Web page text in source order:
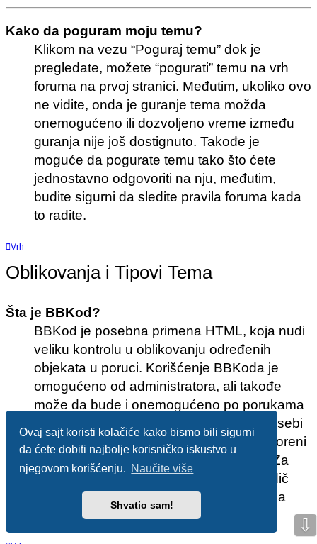
Ovaj sajt koristi kolačiće kako bismo bili sigurni
da ćete dobiti najbolje korisničko iskustvo u
njegovom korišćenju. Naučite više
Shvatio sam!
Kako da poguram moju temu?
Klikom na vezu “Poguraj temu” dok je
pregledate, možete “pogurati” temu na vrh
foruma na prvoj stranici. Međutim, ukoliko ovo
ne vidite, onda je guranje tema možda
onemogućeno ili dozvoljeno vreme između
guranja nije još dostignuto. Takođe je
moguće da pogurate temu tako što ćete
jednostavno odgovoriti na nju, međutim,
budite sigurni da sledite pravila foruma kada
to radite.
Vrh
Oblikovanja i Tipovi Tema
Šta je BBKod?
BBKod je posebna primena HTML, koja nudi
veliku kontrolu u oblikovanju određenih
objekata u poruci. Korišćenje BBKoda je
omogućeno od administratora, ali takođe
može da bude i onemogućeno po porukama
u obrascu za pisanje. BBKod je sam po sebi
sličan u stilu sa HTML, ali su tagovi zatvoreni
uglastim zagradama [ i ] pre nego < i >. Za
više podataka o BBKodu pogledajte vodič
kojem možete da pristupite sa stranice za
⇩